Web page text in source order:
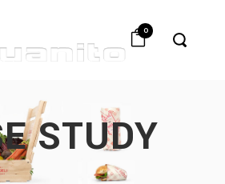
0
STUDY